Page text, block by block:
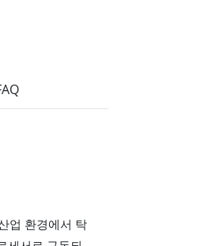
업 환경에서 탁